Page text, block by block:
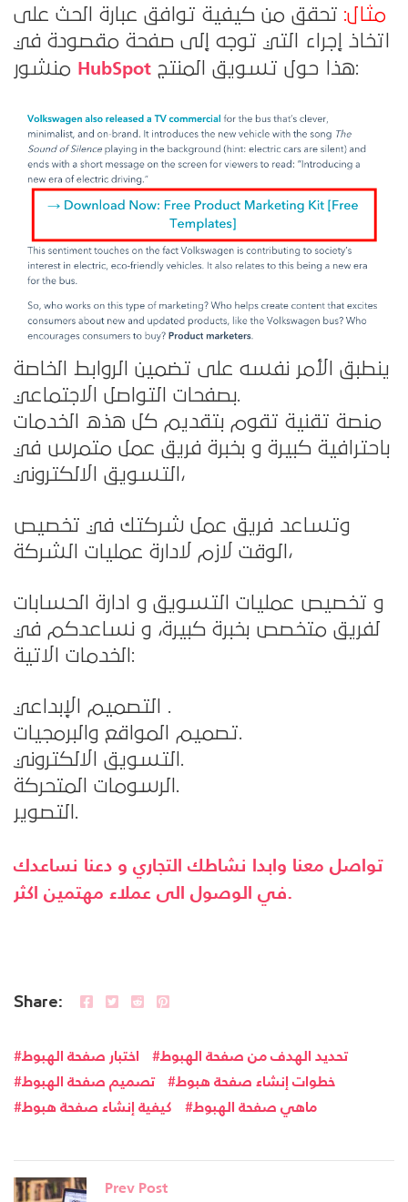
مثال: تحقق من كيفية توافق عبارة الحث على
اتخاذ إجراء التي توجه إلى صفحة مقصودة في
HubSpot هذا حول تسويق المنتج:
ينطبق الأمر نفسه على تضمين الروابط الخاصة
بصفحات التواصل الاجتماعي.
منصة تقنية تقوم بتقديم كل هذه الخدمات
باحترافية كبيرة و بخبرة فريق عمل متمرس في
التسويق الالكتروني،
وتساعد فريق عمل شركتك في تخصيص
الوقت لازم لادارة عمليات الشركة،
و تخصيص عمليات التسويق و ادارة الحسابات
لفريق متخصص بخبرة كبيرة، و نساعدكم في
الخدمات الاتية:
التصميم الإبداعي .
تصميم المواقع والبرمجيات.
التسويق الالكتروني.
الرسومات المتحركة.
التصوير.
تواصل معنا وابدا نشاطك التجاري و دعنا نساعدك
في الوصول الى عملاء مهتمين اكثر.
Share:
اختبار صفحة الهبوط
تحديد الهدف من صفحة الهبوط
تصميم صفحة الهبوط
خطوات إنشاء صفحة هبوط
كيفية إنشاء صفحة هبوط
ماهي صفحة الهبوط
Prev Post